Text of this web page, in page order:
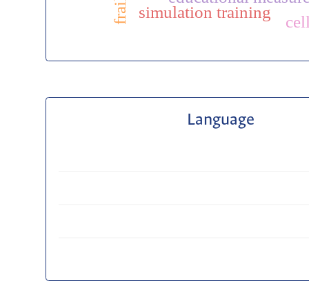
simulation training
Language